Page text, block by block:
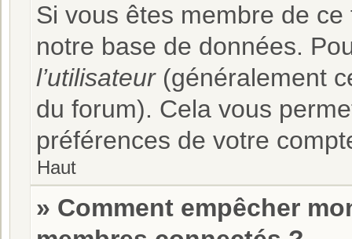
Si vous êtes membre de
notre base de données.
l’utilisateur(généralement
du forum). Cela vous
préférences de votre
Haut
» Comment empêcher